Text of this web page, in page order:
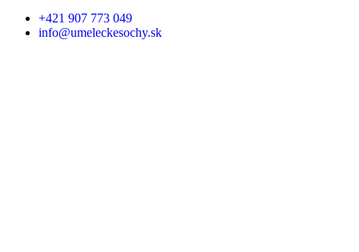
+421 907 773 049
info@umeleckesochy.sk